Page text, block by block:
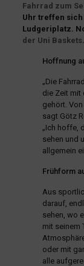
Fahrrad zum
Uhr treffen sich
Ludgeriplatz.
der Uni Baskets
Hoffnung
„Die
die Zeit mit
gehört.
sagt Götz
„Ich hoffe,
sehen und
allgemein
Frühform
Aus
darauf,
sehen, wo
mit seinem
oder mit
alle